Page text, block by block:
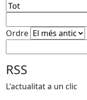
Ordre
RSS
L'actualitat a un clic